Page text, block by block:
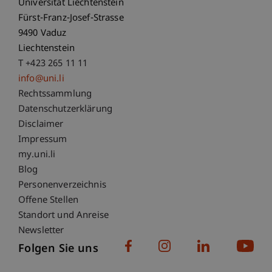
Universität Liechtenstein
Fürst-Franz-Josef-Strasse
9490 Vaduz
Liechtenstein
T +423 265 11 11
info@uni.li
Fußzeile Rechtliche Hinweise
Rechtssammlung
Datenschutzerklärung
Disclaimer
Impressum
Fußzeile Subdomain-Verzeichnis
my.uni.li
Blog
Personenverzeichnis
Offene Stellen
Standort und Anreise
Newsletter
Folgen Sie uns